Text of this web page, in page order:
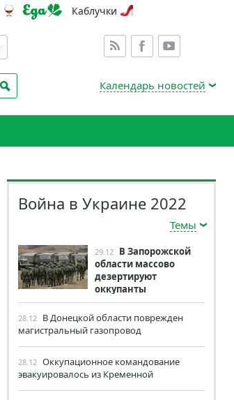
Каблучки
Календарь новостей
Война в Украине 2022
Темы
29.12 В Запорожской
области массово
дезертируют
оккупанты
28.12 В Донецкой области поврежден
магистральный газопровод
28.12 Оккупационное командование
эвакуировалось из Кременной